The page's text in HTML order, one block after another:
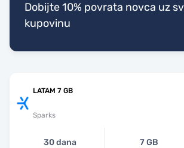
Dobijte 10% povrata novca uz
kupovinu
LATAM 7 GB
Sparks
30 dana 7 GB